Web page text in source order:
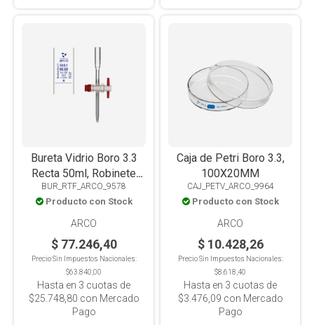
Bureta Vidrio Boro 3.3
Recta 50ml, Robinete
Ptfe, Clase A, Certificado
De Lote, Incolora
Graduada 1/10
BUR_RTF_ARCO_9578
Producto con Stock
ARCO
$ 77.246,40
Precio Sin Impuestos Nacionales:
$63.840,00
Hasta en 3 cuotas de
$25.748,80 con Mercado
Pago
Caja de Petri Boro 3.3,
100X20MM
CAJ_PETV_ARCO_9964
Producto con Stock
ARCO
$ 10.428,26
Precio Sin Impuestos Nacionales:
$8.618,40
Hasta en 3 cuotas de
$3.476,09 con Mercado
Pago